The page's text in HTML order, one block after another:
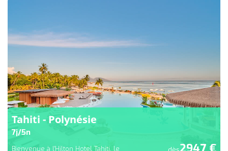
Tahiti - Polynésie
7j/5n
Bienvenue à l'Hilton Hotel Tahiti, le 2947€